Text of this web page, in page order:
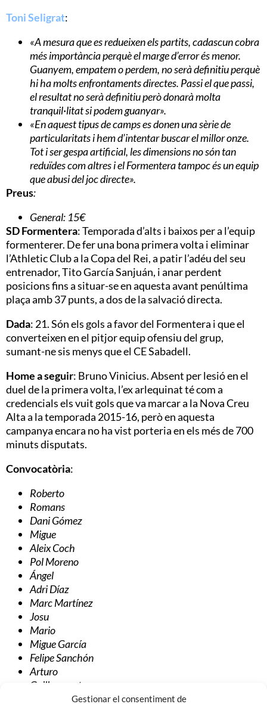
Gestionar el consentiment de
Toni Seligrat:
«A mesura que es redueixen els partits, cadascun cobra
més importància perquè el marge d’error és menor.
Guanyem, empatem o perdem, no serà definitiu perquè
hi ha molts enfrontaments directes. Passi el que passi,
el resultat no serà definitiu però donarà molta
tranquil·litat si podem guanyar».
«En aquest tipus de camps es donen una sèrie de
particularitats i hem d’intentar buscar el millor onze.
Tot i ser gespa artificial, les dimensions no són tan
reduïdes com altres i el Formentera tampoc és un equip
que abusi del joc directe».
Preus:
General: 15€
SD Formentera: Temporada d’alts i baixos per a l’equip
formenterer. De fer una bona primera volta i eliminar
l’Athletic Club a la Copa del Rei, a patir l’adéu del seu
entrenador, Tito García Sanjuán, i anar perdent
posicions fins a situar-se en aquesta avant penúltima
plaça amb 37 punts, a dos de la salvació directa.
Dada: 21. Són els gols a favor del Formentera i que el
converteixen en el pitjor equip ofensiu del grup,
sumant-ne sis menys que el CE Sabadell.
Home a seguir: Bruno Vinicius. Absent per lesió en el
duel de la primera volta, l’ex arlequinat té com a
credencials els vuit gols que va marcar a la Nova Creu
Alta a la temporada 2015-16, però en aquesta
campanya encara no ha vist porteria en els més de 700
minuts disputats.
Convocatòria:
Roberto
Romans
Dani Gómez
Migue
Aleix Coch
Pol Moreno
Ángel
Adri Díaz
Marc Martínez
Josu
Mario
Migue García
Felipe Sanchón
Arturo
Guillemenot